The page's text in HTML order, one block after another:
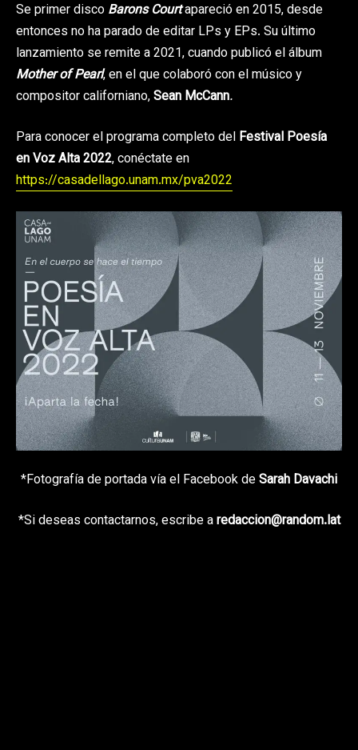
Se primer disco Barons Courtapareció en 2015, desde
entonces no ha parado de editar LPs y EPs. Su último
lanzamiento se remite a 2021, cuando publicó el álbum
Mother of Pearl, en el que colaboró con el músico y
compositor californiano,Sean McCann.
Para conocer el programa completo del Festival Poesía
en Voz Alta 2022, conéctate en
https://casadellago.unam.mx/pva2022
*Fotografía de portada vía el Facebook deSarah Davachi
*Si deseas contactarnos, escribe aredaccion@random.lat